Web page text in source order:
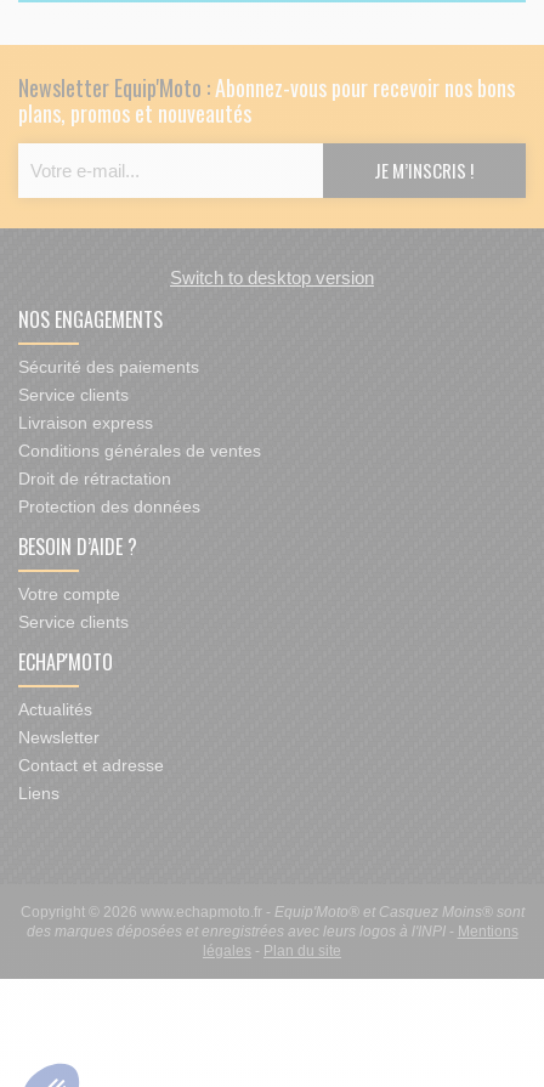
Newsletter Equip'Moto :Abonnez-vous pour recevoir nos bons
plans, promos et nouveautés
Switch to desktop version
NOS ENGAGEMENTS
Sécurité des paiements
Service clients
Livraison express
Conditions générales de ventes
Droit de rétractation
Protection des données
BESOIN D’AIDE ?
Votre compte
Service clients
ECHAP'MOTO
Actualités
Newsletter
Contact et adresse
Liens
Copyright © 2026 www.echapmoto.fr - Equip'Moto® et Casquez Moins® sont
des marques déposées et enregistrées avec leurs logos à l'INPI- Mentions
légales - Plan du site